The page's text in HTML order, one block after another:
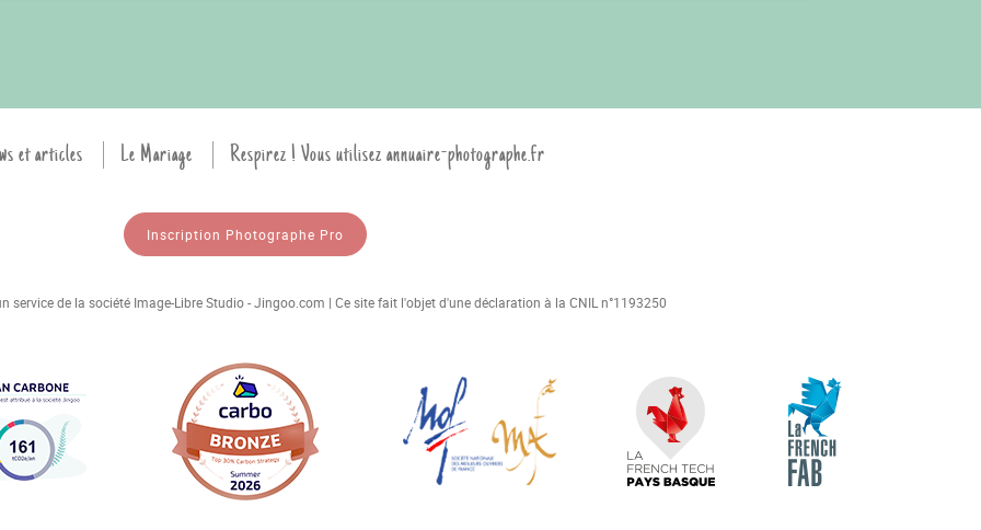
et articles Le Mariage Respirez ! Vous utilisez annuaire-photographe.fr
Inscription Photographe Pro
service de la société Image-Libre Studio - Jingoo.com | Ce site fait l'objet d'une déclaration à la CNIL n°1193250